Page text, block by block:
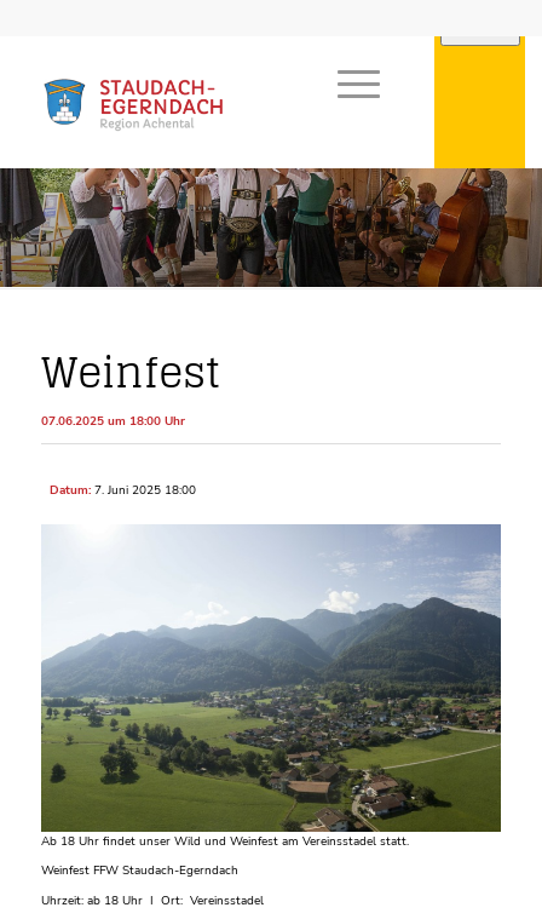
Weinfest
07.06.2025 um 18:00 Uhr
Datum: 7. Juni 2025 18:00
Ab 18 Uhr findet unser Wild und Weinfest am Vereinsstadel statt.
Weinfest FFW Staudach-Egerndach
Uhrzeit: ab 18 Uhr I Ort: Vereinsstadel